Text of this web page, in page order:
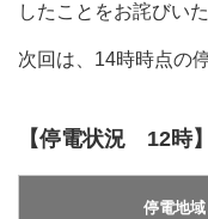
したことをお詫びいた
次回は、14時時点の
【停電状況 12時】
停電地域